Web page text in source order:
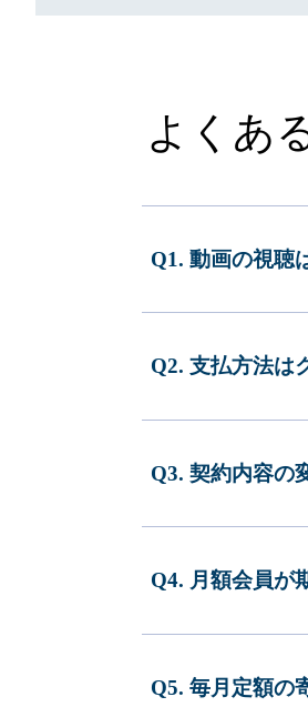
よくあ
Q1. 動画の視聴
Q2. 支払方法は
Q3. 契約内容の
Q4. 月額会員が
Q5. 毎月定額の